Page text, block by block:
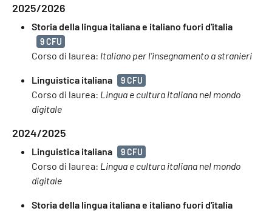
2025/2026
Storia della lingua italiana e italiano fuori d'italia
9 CFU
Corso di laurea: Italiano per l'insegnamento a stranieri
Linguistica italiana 9 CFU
Corso di laurea: Lingua e cultura italiana nel mondo
digitale
2024/2025
Linguistica italiana 9 CFU
Corso di laurea: Lingua e cultura italiana nel mondo
digitale
Storia della lingua italiana e italiano fuori d'italia